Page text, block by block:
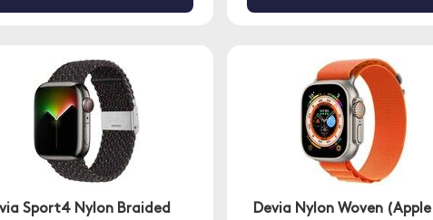
Sport4 Nylon Braided
Devia Nylon Woven (Apple